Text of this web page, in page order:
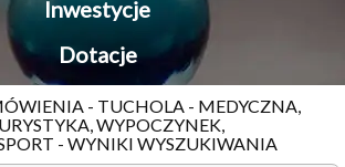
Inwestycje
Dotacje
- TUCHOLA - MEDYCZNA,
WYPOCZYNEK,
- WYNIKI WYSZUKIWANIA